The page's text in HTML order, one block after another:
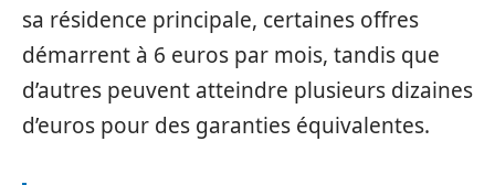
sa résidence principale, certaines offres
démarrent à 6 euros par mois, tandis que
d’autres peuvent atteindre plusieurs dizaines
d’euros pour des garanties équivalentes.